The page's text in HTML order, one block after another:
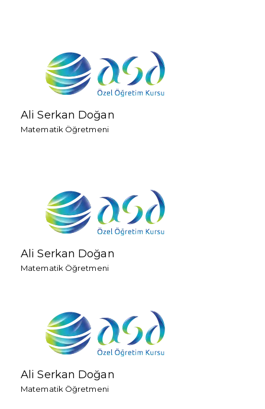
Ali Serkan Doğan
Matematik Öğretmeni
Ali Serkan Doğan
Matematik Öğretmeni
Ali Serkan Doğan
Matematik Öğretmeni